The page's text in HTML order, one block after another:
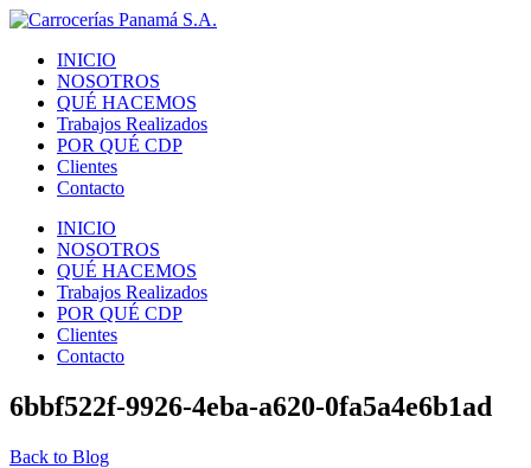
INICIO
NOSOTROS
QUÉ HACEMOS
Trabajos Realizados
POR QUÉ CDP
Clientes
Contacto
INICIO
NOSOTROS
QUÉ HACEMOS
Trabajos Realizados
POR QUÉ CDP
Clientes
Contacto
6bbf522f-9926-4eba-a620-0fa5a4e6b1ad
Back to Blog